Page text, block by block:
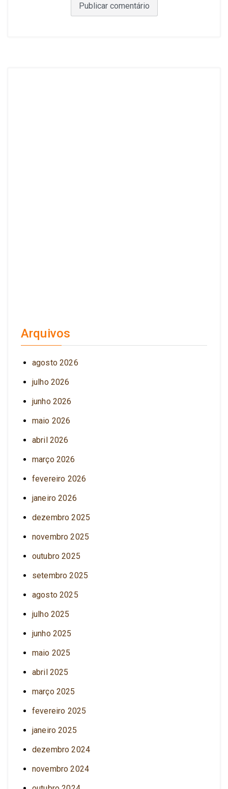
Arquivos
agosto 2026
julho 2026
junho 2026
maio 2026
abril 2026
março 2026
fevereiro 2026
janeiro 2026
dezembro 2025
novembro 2025
outubro 2025
setembro 2025
agosto 2025
julho 2025
junho 2025
maio 2025
abril 2025
março 2025
fevereiro 2025
janeiro 2025
dezembro 2024
novembro 2024